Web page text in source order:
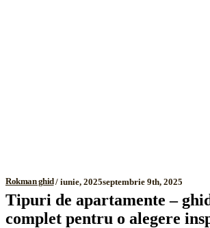
Rokman ghid iunie, 2025septembrie 9th, 2025
Tipuri de apartamente –
complet pentru o alegere